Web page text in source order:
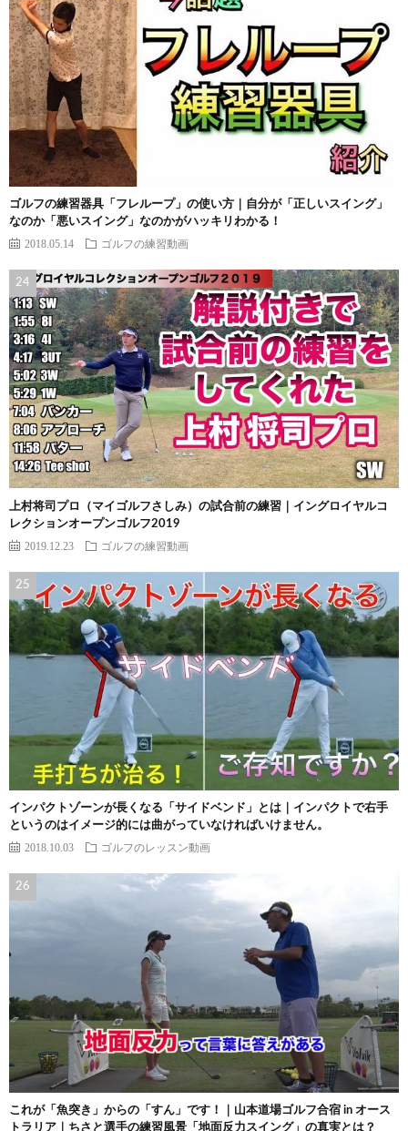
ゴルフの練習器具「フレループ」の使い方｜自分が「正しいスイング」
なのか「悪いスイング」なのかがハッキリわかる！
2018.05.14 ゴルフの練習動画
上村将司プロ（マイゴルフさしみ）の試合前の練習｜イングロイヤルコ
レクションオープンゴルフ2019
2019.12.23 ゴルフの練習動画
インパクトゾーンが長くなる「サイドベンド」とは｜インパクトで右手
というのはイメージ的には曲がっていなければいけません。
2018.10.03 ゴルフのレッスン動画
これが「魚突き」からの「すん」です！｜山本道場ゴルフ合宿 in オース
トラリア｜ちさと選手の練習風景「地面反力スイング」の真実とは？